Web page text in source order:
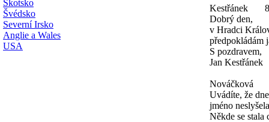
Skotsko
Švédsko
Severní Irsko
Anglie a Wales
USA
Kestřánek
Dobrý den,
v Hradci
předpokládám
S pozdravem,
Jan Kestřánek
Nováčková
Uvádíte, že
jméno
Někde se stala